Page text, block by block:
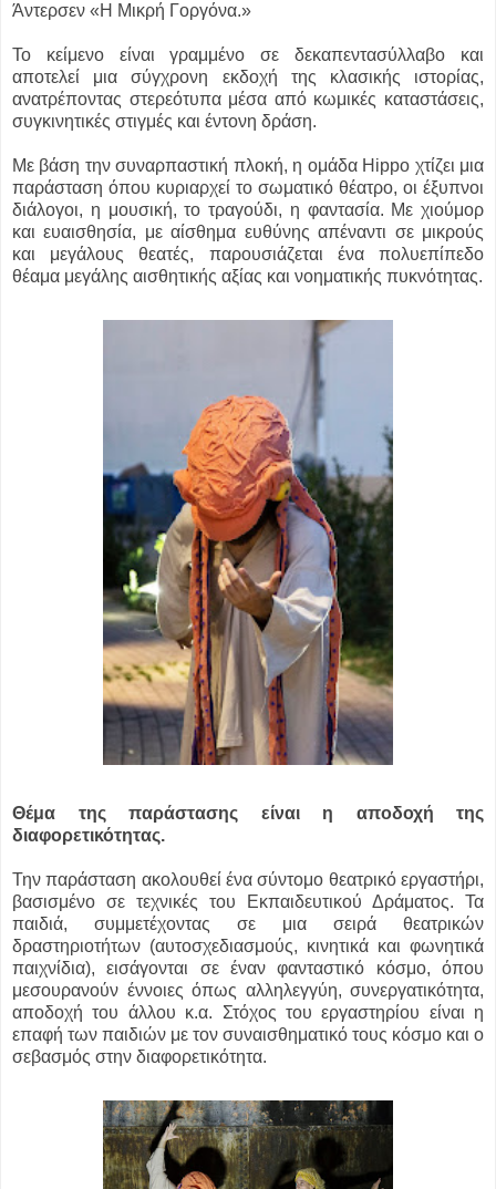
Άντερσεν «Η Μικρή Γοργόνα.»
Το κείμενο είναι γραμμένο σε δεκαπεντασύλλαβο και
αποτελεί μια σύγχρονη εκδοχή της κλασικής ιστορίας,
ανατρέποντας στερεότυπα μέσα από κωμικές καταστάσεις,
συγκινητικές στιγμές και έντονη δράση.
Με βάση την συναρπαστική πλοκή, η ομάδα Hippo χτίζει μια
παράσταση όπου κυριαρχεί το σωματικό θέατρο, οι έξυπνοι
διάλογοι, η μουσική, το τραγούδι, η φαντασία. Με χιούμορ
και ευαισθησία, με αίσθημα ευθύνης απέναντι σε μικρούς
και μεγάλους θεατές, παρουσιάζεται ένα πολυεπίπεδο
θέαμα μεγάλης αισθητικής αξίας και νοηματικής πυκνότητας.
Θέμα της παράστασης είναι η αποδοχή της
διαφορετικότητας.
Την παράσταση ακολουθεί ένα σύντομο θεατρικό εργαστήρι,
βασισμένο σε τεχνικές του Εκπαιδευτικού Δράματος. Τα
παιδιά, συμμετέχοντας σε μια σειρά θεατρικών
δραστηριοτήτων (αυτοσχεδιασμούς, κινητικά και φωνητικά
παιχνίδια), εισάγονται σε έναν φανταστικό κόσμο, όπου
μεσουρανούν έννοιες όπως αλληλεγγύη, συνεργατικότητα,
αποδοχή του άλλου κ.α. Στόχος του εργαστηρίου είναι η
επαφή των παιδιών με τον συναισθηματικό τους κόσμο και ο
σεβασμός στην διαφορετικότητα.